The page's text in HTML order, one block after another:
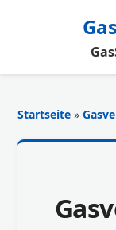
Gas
Startseite »